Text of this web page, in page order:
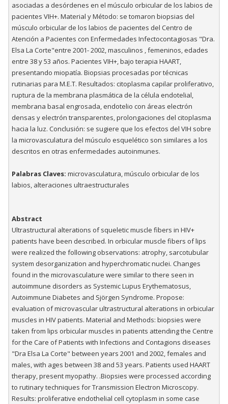
asociadas a desórdenes en el músculo orbicular de los labios de
pacientes VIH+. Material y Método: se tomaron biopsias del
músculo orbicular de los labios de pacientes del Centro de
Atención a Pacientes con Enfermedades Infectocontagiosas "Dra.
Elsa La Corte"entre 2001- 2002, masculinos , femeninos, edades
entre 38 y 53 años. Pacientes VIH+, bajo terapia HAART,
presentando miopatía. Biopsias procesadas por técnicas
rutinarias para M.E.T. Resultados: citoplasma capilar proliferativo,
ruptura de la membrana plasmática de la célula endotelial,
membrana basal engrosada, endotelio con áreas electrón
densas y electrón transparentes, prolongaciones del citoplasma
hacia la luz. Conclusión: se sugiere que los efectos del VIH sobre
la microvasculatura del músculo esquelético son similares a los
descritos en otras enfermedades autoinmunes.
Palabras Claves: microvasculatura, músculo orbicular de los
labios, alteraciones ultraestructurales
Abstract
Ultrastructural alterations of squeletic muscle fibers in HIV+
patients have been described. In orbicular muscle fibers of lips
were realized the following observations: atrophy, sarcotubular
system desorganization and hyperchromatic nuclei. Changes
found in the microvasculature were similar to there seen in
autoimmune disorders as Systemic Lupus Erythematosus,
Autoimmune Diabetes and Sjörgen Syndrome. Propose:
evaluation of microvascular ultrastructural alterations in orbicular
muscles in HIV patients. Material and Methods: biopsies were
taken from lips orbicular muscles in patients attending the Centre
for the Care of Patients with Infections and Contagions diseases
"Dra Elsa La Corte" between years 2001 and 2002, females and
males, with ages between 38 and 53 years. Patients used HAART
therapy, present myopathy. .Biopsies were processed according
to rutinary techniques for Transmission Electron Microscopy.
Results: proliferative endothelial cell cytoplasm in some case